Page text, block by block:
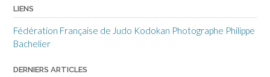
LIENS
Fédération Française de Judo Kodokan Photographe Philippe
Bachelier
DERNIERS ARTICLES